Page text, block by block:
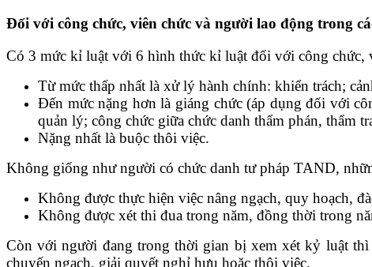
Đối với công chức, viên chức và người lao động trong
Có 3 mức kỉ luật với 6 hình thức kỉ luật đối với công chức,
Từ mức thấp nhất là xử lý hành chính: khiển trách;
Đến mức nặng hơn là giáng chức (áp dụng đối với
quản lý; công chức giữa chức danh thẩm phán, thẩm
Nặng nhất là buộc thôi việc.
Không giống như người có chức danh tư pháp TAND,
Không được thực hiện việc nâng ngạch, quy hoạch,
Không được xét thi đua trong năm, đồng thời trong
Còn với người đang trong thời gian bị xem xét kỷ luật
chuyến ngạch, giải quyết nghỉ hưu hoặc thôi việc.